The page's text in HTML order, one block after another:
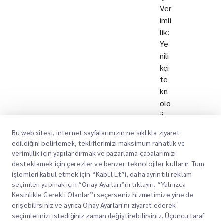
Ver
imli
lik:
Ye
nili
kçi
te
kn
olo
ji
zü
ml
eri
ara
cılı
ğıy
la
Bu web sitesi, internet sayfalarımızın ne sıklıkla ziyaret
edildiğini belirlemek, tekliflerimizi maksimum rahatlık ve
verimlilik için yapılandırmak ve pazarlama çabalarımızı
desteklemek için çerezler ve benzer teknolojiler kullanır. Tüm
işlemleri kabul etmek için “Kabul Et”i, daha ayrıntılı reklam
seçimleri yapmak için “Onay Ayarları”nı tıklayın. “Yalnızca
Kesinlikle Gerekli Olanlar”ı seçerseniz hizmetimize yine de
erişebilirsiniz ve ayrıca Onay Ayarları'nı ziyaret ederek
seçimlerinizi istediğiniz zaman değiştirebilirsiniz. Üçüncü taraf